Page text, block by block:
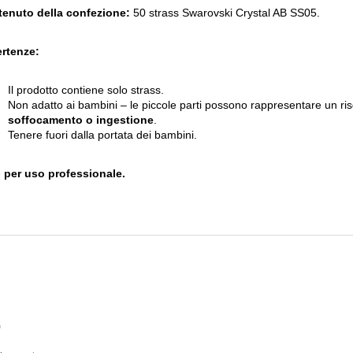
della confezione: 50 strass Swarovski Crystal AB SS05.
Il prodotto contiene solo strass.
Non adatto ai bambini – le piccole parti possono rappresentare un
soffocamento o ingestione.
Tenere fuori dalla portata dei bambini.
per uso professionale.